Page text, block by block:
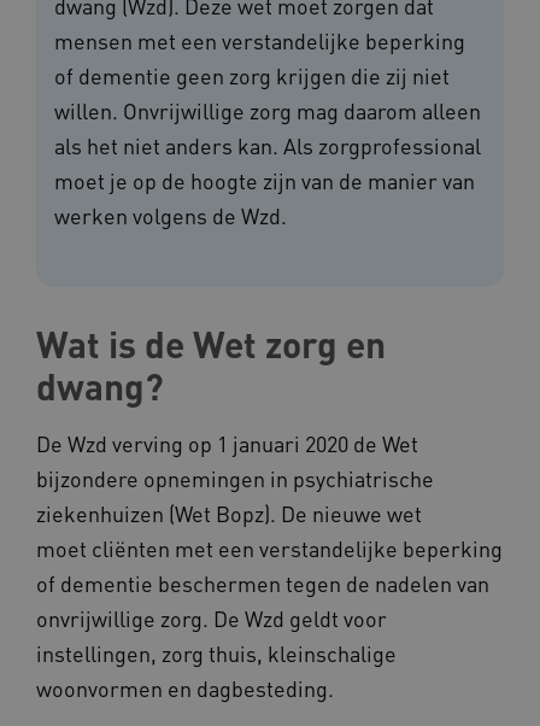
mensen met een verstandelijke beperking
of dementie geen zorg krijgen die zij niet
willen. Onvrijwillige zorg mag daarom alleen
als het niet anders kan. Als zorgprofessional
moet je op de hoogte zijn van de manier van
werken volgens de Wzd.
Wat is de Wet zorg en
dwang?
De Wzd verving op 1 januari 2020 de Wet
bijzondere opnemingen in psychiatrische
ziekenhuizen (Wet Bopz). De nieuwe wet
moet cliënten met een verstandelijke beperking
of dementie beschermen tegen de nadelen van
onvrijwillige zorg. De Wzd geldt voor
instellingen, zorg thuis, kleinschalige
woonvormen en dagbesteding.